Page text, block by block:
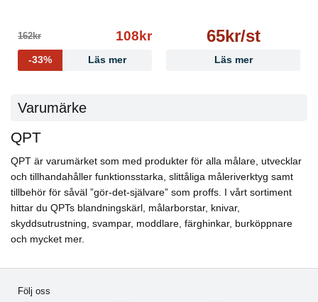
162kr 108kr
-33% Läs mer
65kr/st
Läs mer
Varumärke
QPT
QPT är varumärket som med produkter för alla målare, utvecklar
och tillhandahåller funktionsstarka, slittåliga måleriverktyg samt
tillbehör för såväl ”gör-det-självare” som proffs. I vårt sortiment
hittar du QPTs blandningskärl, målarborstar, knivar,
skyddsutrustning, svampar, moddlare, färghinkar, burköppnare
och mycket mer.
Följ oss